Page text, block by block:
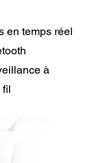
en temps réel
à
fil